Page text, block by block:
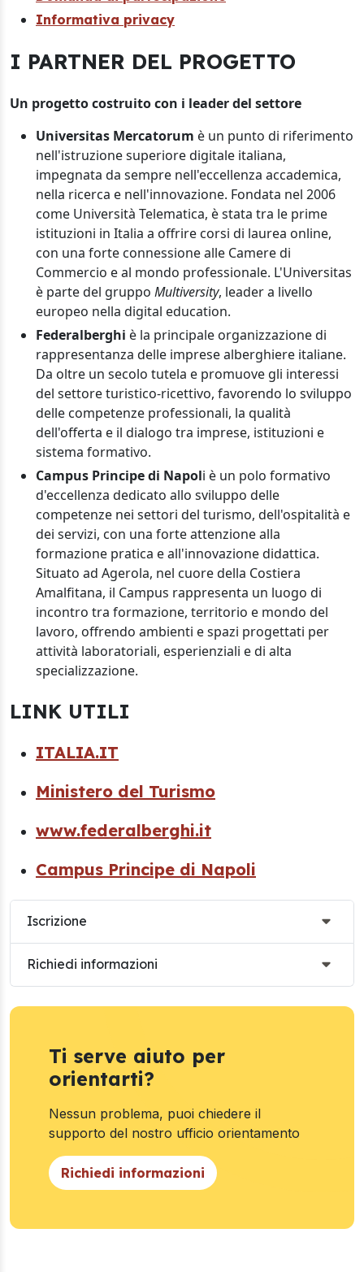
Informativa privacy
I PARTNER DEL PROGETTO
Un progetto costruito con i leader del settore
Universitas Mercatorum è un punto di riferimento
nell'istruzione superiore digitale italiana,
impegnata da sempre nell'eccellenza accademica,
nella ricerca e nell'innovazione. Fondata nel 2006
come Università Telematica, è stata tra le prime
istituzioni in Italia a offrire corsi di laurea online,
con una forte connessione alle Camere di
Commercio e al mondo professionale. L'Universitas
è parte del gruppo Multiversity, leader a livello
europeo nella digital education.
Federalberghi è la principale organizzazione di
rappresentanza delle imprese alberghiere italiane.
Da oltre un secolo tutela e promuove gli interessi
del settore turistico-ricettivo, favorendo lo sviluppo
delle competenze professionali, la qualità
dell'offerta e il dialogo tra imprese, istituzioni e
sistema formativo.
Campus Principe di Napoli è un polo formativo
d'eccellenza dedicato allo sviluppo delle
competenze nei settori del turismo, dell'ospitalità e
dei servizi, con una forte attenzione alla
formazione pratica e all'innovazione didattica.
Situato ad Agerola, nel cuore della Costiera
Amalfitana, il Campus rappresenta un luogo di
incontro tra formazione, territorio e mondo del
lavoro, offrendo ambienti e spazi progettati per
attività laboratoriali, esperienziali e di alta
specializzazione.
LINK UTILI
ITALIA.IT
Ministero del Turismo
www.federalberghi.it
Campus Principe di Napoli
Iscrizione
Richiedi informazioni
Ti serve aiuto per
orientarti?
Nessun problema, puoi chiedere il
supporto del nostro ufficio orientamento
Richiedi informazioni